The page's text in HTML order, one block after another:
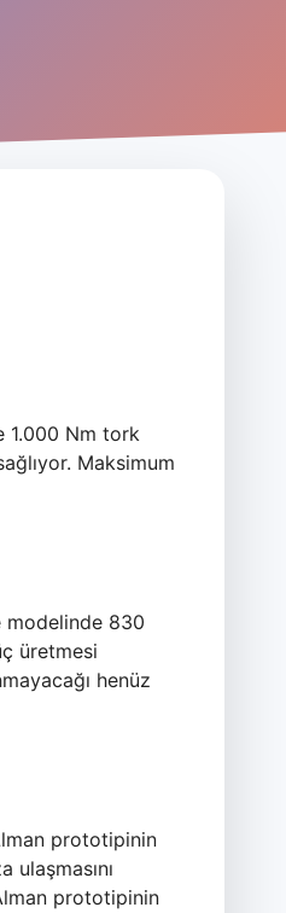
1.000 Nm tork
Maksimum
modelinde 830
üretmesi
henüz
prototipinin
ulaşmasını
prototipinin